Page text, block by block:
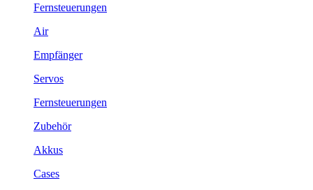
Fernsteuerungen
Air
Empfänger
Servos
Fernsteuerungen
Zubehör
Akkus
Cases